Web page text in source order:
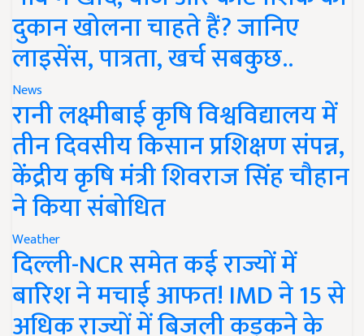
दुकान खोलना चाहते हैं? जानिए
लाइसेंस, पात्रता, खर्च सबकुछ..
News
रानी लक्ष्मीबाई कृषि विश्वविद्यालय में
तीन दिवसीय किसान प्रशिक्षण संपन्न,
केंद्रीय कृषि मंत्री शिवराज सिंह चौहान
ने किया संबोधित
Weather
दिल्ली-NCR समेत कई राज्यों में
बारिश ने मचाई आफत! IMD ने 15 से
अधिक राज्यों में बिजली कड़कने के